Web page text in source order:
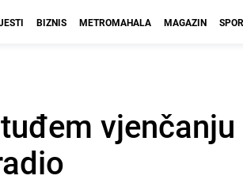
BIZNIS METROMAHALA MAGAZIN